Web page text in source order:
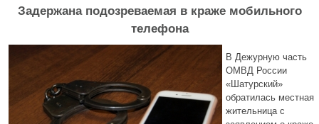
Задержана подозреваемая в краже мобильного
телефона
В Дежурную часть
ОМВД России
«Шатурский»
обратилась местная
жительница с